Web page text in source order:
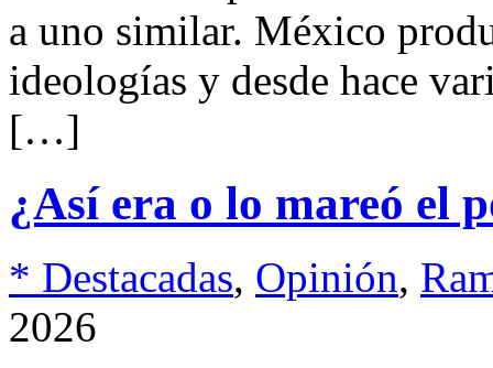
a uno similar. México
ideologías y desde hace
[…]
¿Así era o lo mareó el
* Destacadas, Opinión,
2026